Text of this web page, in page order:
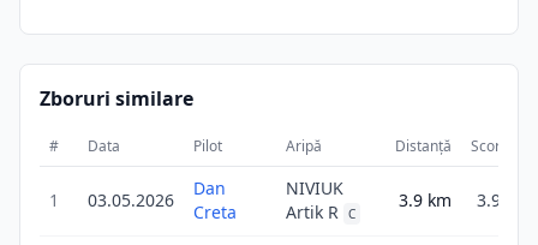
Zboruri similare
# Data Pilot Aripă Distanță Scor
1 03.05.2026
Dan
Creta
NIVIUK
Artik R C
3.9 km 3.9